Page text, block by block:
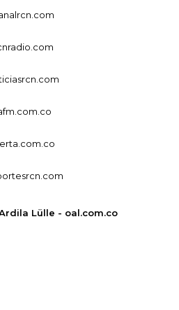
Lülle - oal.com.co